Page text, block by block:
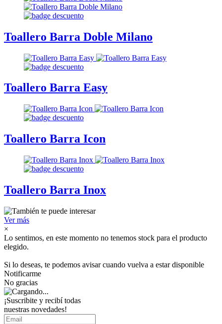
Toallero Barra Doble Milano
Toallero Barra Easy
Toallero Barra Icon
Toallero Barra Inox
Ver más
×
Lo sentimos, en este momento no tenemos stock para el producto
elegido.
Si lo deseas, te podemos avisar cuando vuelva a estar disponible
Notificarme
No gracias
¡Suscribite y recibí todas
nuestras novedades!